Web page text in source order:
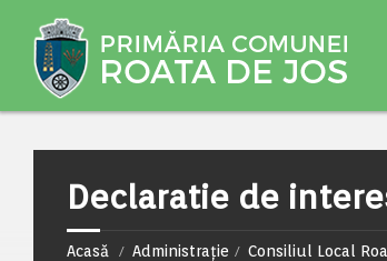
Declaratie de
Acasă Administrație Consiliul Local